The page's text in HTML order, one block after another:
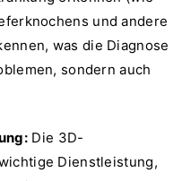
und andere
was die Diagnose
sondern auch
Die 3D-
Dienstleistung,